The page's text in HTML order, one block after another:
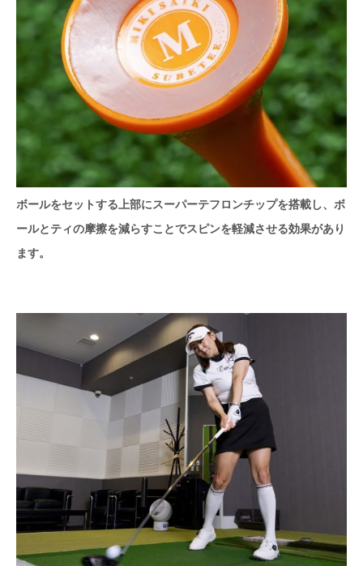
ボールをセットする上部にスーパーテフロンチップを搭載し、ボ
ールとティの摩擦を減らすことでスピンを軽減させる効果があり
ます。